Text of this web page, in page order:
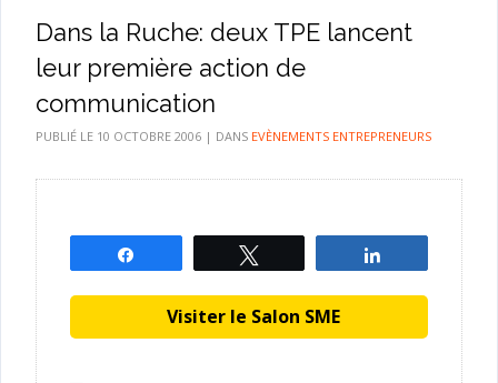
Dans la Ruche: deux TPE lancent
leur première action de
communication
PUBLIÉ LE 10 OCTOBRE 2006| DANS EVÈNEMENTS ENTREPRENEURS
Visiter le Salon SME